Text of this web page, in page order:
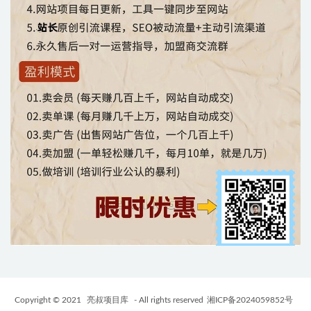
Copyright © 2021 亮叔项目库 - All rights reserved 湘ICP备2024059852号